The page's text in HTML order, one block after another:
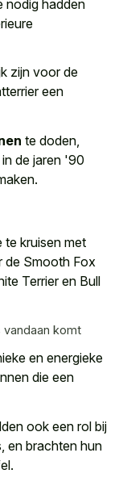
nodig hadden
zijn voor de
een
te doden,
de jaren '90
te kruisen met
de Smooth Fox
Terrier en Bull
vandaan komt
en energieke
die een
ook een rol bij
en brachten hun